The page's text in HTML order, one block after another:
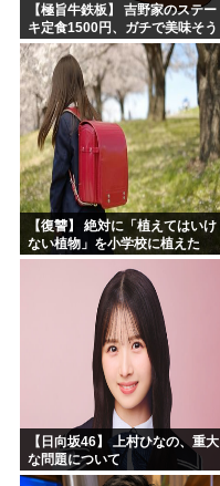
【極旨牛鉄板】 吉野家のステー
キ定食1500円、ガチで美味そう
ｗｗｗ
【復讐】 絶対に「植えてはいけ
ない植物」を小学校に植えた
→20年経って見に行くと…
「！？」衝撃の光景が・・・
【日向坂46】 上村ひなの、重大
な問題について